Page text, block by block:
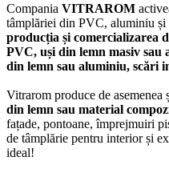
Compania VITRAROM
tâmplăriei din PVC, aluminiu
producția și comercializarea
PVC, uși din lemn masiv sau
din lemn sau aluminiu, scări
Vitrarom produce de asemenea
din lemn sau material
fațade, pontoane, împrejmuiri
de tâmplărie pentru interior și
ideal!